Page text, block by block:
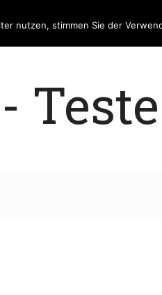
nutzen, stimmen Sie der